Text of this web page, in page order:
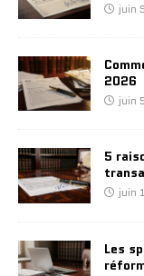
juin
2026
juin
5
juin
Les